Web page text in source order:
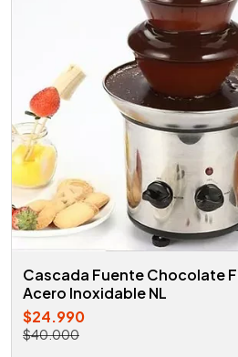
Cascada Fuente Chocolate
Acero Inoxidable NL
$24.990
$40.000